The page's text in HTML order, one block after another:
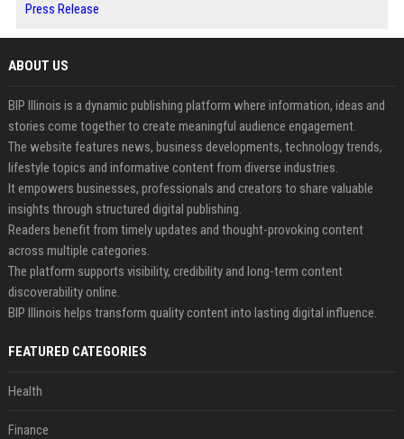
Press Release
ABOUT US
BIP Illinois is a dynamic publishing platform where information, ideas and
stories come together to create meaningful audience engagement.
The website features news, business developments, technology trends,
lifestyle topics and informative content from diverse industries.
It empowers businesses, professionals and creators to share valuable
insights through structured digital publishing.
Readers benefit from timely updates and thought-provoking content
across multiple categories.
The platform supports visibility, credibility and long-term content
discoverability online.
BIP Illinois helps transform quality content into lasting digital influence.
FEATURED CATEGORIES
Health
Finance